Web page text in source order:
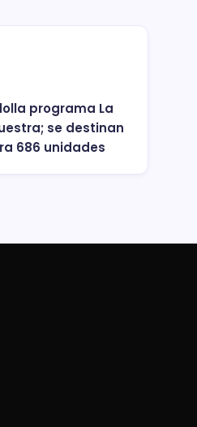
programa La
se destinan
686 unidades